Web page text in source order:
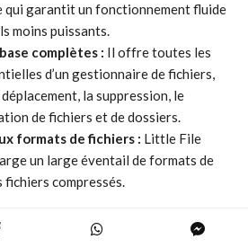
qui garantit un fonctionnement fluide
moins puissants.
complètes : Il offre toutes les
d’un gestionnaire de fichiers,
la suppression, le
de fichiers et de dossiers.
formats de fichiers : Little File
un large éventail de formats de
fichiers compressés.
de fichiers compact et léger,